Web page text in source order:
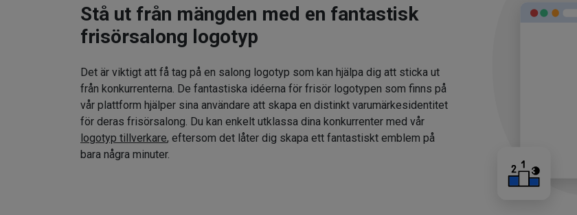
Stå ut från mängden med en fantastisk
frisörsalong logotyp
Det är viktigt att få tag på en salong logotyp som kan hjälpa dig att sticka ut
från konkurrenterna. De fantastiska idéerna för frisör logotypen som finns på
vår plattform hjälper sina användare att skapa en distinkt varumärkesidentitet
för deras frisörsalong. Du kan enkelt utklassa dina konkurrenter med vår
logotyp tillverkare, eftersom det låter dig skapa ett fantastiskt emblem på
bara några minuter.